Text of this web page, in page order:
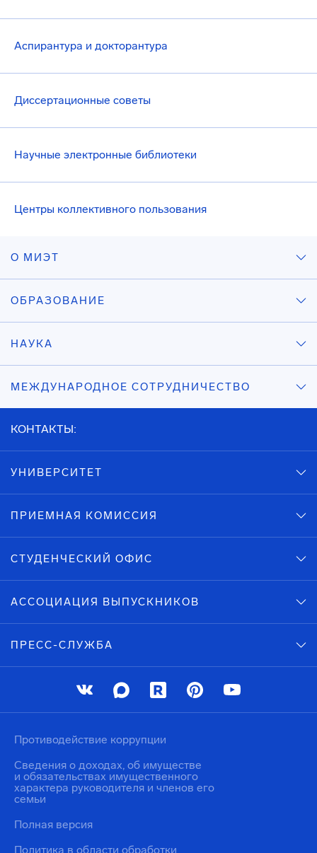
Аспирантура и докторантура
Диссертационные советы
Научные электронные библиотеки
Центры коллективного пользования
О МИЭТ
ОБРАЗОВАНИЕ
НАУКА
МЕЖДУНАРОДНОЕ СОТРУДНИЧЕСТВО
КОНТАКТЫ:
УНИВЕРСИТЕТ
ПРИЕМНАЯ КОМИССИЯ
СТУДЕНЧЕСКИЙ ОФИС
АССОЦИАЦИЯ ВЫПУСКНИКОВ
ПРЕСС-СЛУЖБА
Политика в области обработки
Противодействие коррупции
Сведения о доходах, об имуществе
и обязательствах имущественного
характера руководителя и членов его
семьи
Полная версия